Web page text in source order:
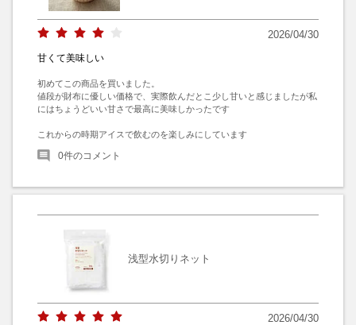
2026/04/30
甘くて美味しい
初めてこの商品を買いました。
値段が財布に優しい価格で、実際飲んだとこ少し甘いと感じましたが私
にはちょうどいい甘さで最高に美味しかったです
これからの時期アイスで飲むのを楽しみにしています
0件のコメント
浅型水切りネット
2026/04/30